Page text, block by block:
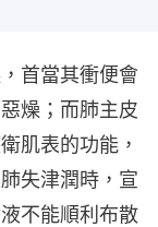
首當其衝便會
燥；而肺主皮
肌表的功能，
失津潤時，宣
不能順利布散